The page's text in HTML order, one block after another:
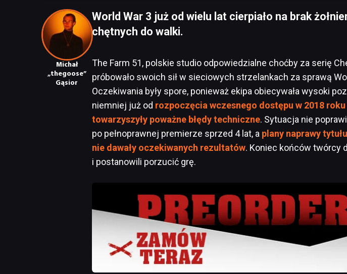
Michał
„thegoose”
Gąsior
World War 3 już od wielu lat cierpiało na brak
chętnych do walki.
The Farm 51, polskie studio odpowiedzialne choćby za serię
próbowało swoich sił w sieciowych strzelankach za sprawą
Oczekiwania były spore, ponieważ ekipa obiecywała wysoki
niemniej już od rozpoczęcia wczesnego dostępu w 2018
towarzyszyły poważne błędy techniczne. Sytuacja nie
po pełnoprawnej premierze sprzed 4 lat, a plany naprawy
nie dawały oczekiwanych rezultatów. Koniec końców twórcy
i postanowili porzucić grę.